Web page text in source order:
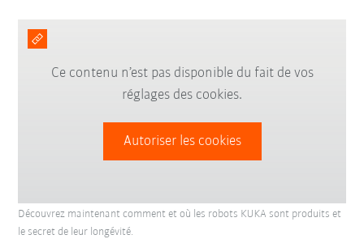
Ce contenu n’est pas disponible du fait de vos
réglages des cookies.
Autoriser les cookies
Découvrez maintenant comment et où les robots KUKA sont produits et
le secret de leur longévité.